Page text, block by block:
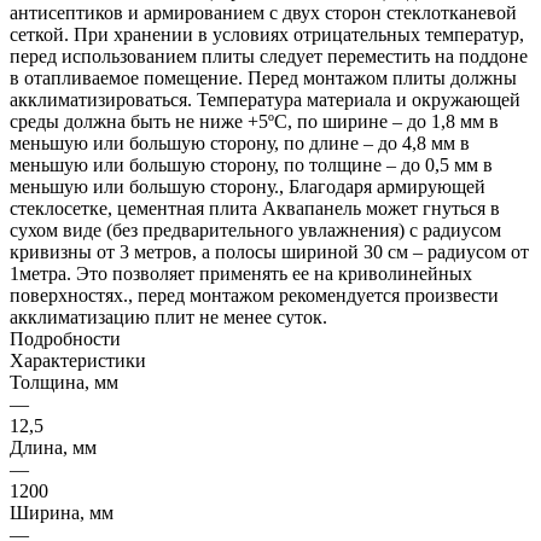
антисептиков и армированием с двух сторон стеклотканевой
сеткой. При хранении в условиях отрицательных температур,
перед использованием плиты следует переместить на поддоне
в отапливаемое помещение. Перед монтажом плиты должны
акклиматизироваться. Температура материала и окружающей
среды должна быть не ниже +5ºС, по ширине – до 1,8 мм в
меньшую или большую сторону, по длине – до 4,8 мм в
меньшую или большую сторону, по толщине – до 0,5 мм в
меньшую или большую сторону., Благодаря армирующей
стеклосетке, цементная плита Аквапанель может гнуться в
сухом виде (без предварительного увлажнения) с радиусом
кривизны от 3 метров, а полосы шириной 30 см – радиусом от
1метра. Это позволяет применять ее на криволинейных
поверхностях., перед монтажом рекомендуется произвести
акклиматизацию плит не менее суток.
Подробности
Характеристики
Толщина, мм
—
12,5
Длина, мм
—
1200
Ширина, мм
—